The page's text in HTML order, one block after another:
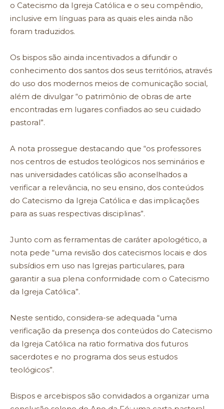
o Catecismo da Igreja Católica e o seu compêndio,
inclusive em línguas para as quais eles ainda não
foram traduzidos.
Os bispos são ainda incentivados a difundir o
conhecimento dos santos dos seus territórios, através
do uso dos modernos meios de comunicação social,
além de divulgar “o patrimônio de obras de arte
encontradas em lugares confiados ao seu cuidado
pastoral”.
A nota prossegue destacando que “os professores
nos centros de estudos teológicos nos seminários e
nas universidades católicas são aconselhados a
verificar a relevância, no seu ensino, dos conteúdos
do Catecismo da Igreja Católica e das implicações
para as suas respectivas disciplinas”.
Junto com as ferramentas de caráter apologético, a
nota pede “uma revisão dos catecismos locais e dos
subsídios em uso nas Igrejas particulares, para
garantir a sua plena conformidade com o Catecismo
da Igreja Católica”.
Neste sentido, considera-se adequada “uma
verificação da presença dos conteúdos do Catecismo
da Igreja Católica na ratio formativa dos futuros
sacerdotes e no programa dos seus estudos
teológicos”.
Bispos e arcebispos são convidados a organizar uma